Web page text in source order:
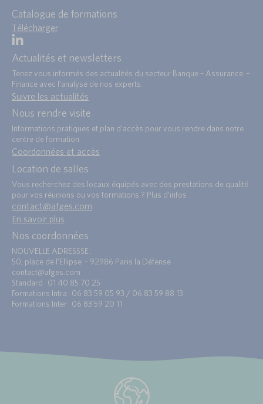
Catalogue de formations
Télécharger
Actualités et newsletters
Tenez vous informés des actualités du secteur Banque – Assurance –
Finance avec l’analyse de nos experts.
Suivre les actualités
Nous rendre visite
Informations pratiques et plan d’accès pour vous rendre dans notre
centre de formation.
Coordonnées et accès
Location de salles
Vous recherchez des locaux équipés avec des prestations de qualité
pour vos réunions ou vos formations ? Plus d’infos :
contact@afges.com
En savoir plus
Nos coordonnées
NOUVELLE ADRESSSE :
50, place de l’Ellipse – 92986 Paris la Défense
contact@afges.com
Standard : 01 40 85 70 25
Formations Intra : 06 83 59 05 93 / 06 83 59 88 13
Formations Inter : 06 83 59 20 11